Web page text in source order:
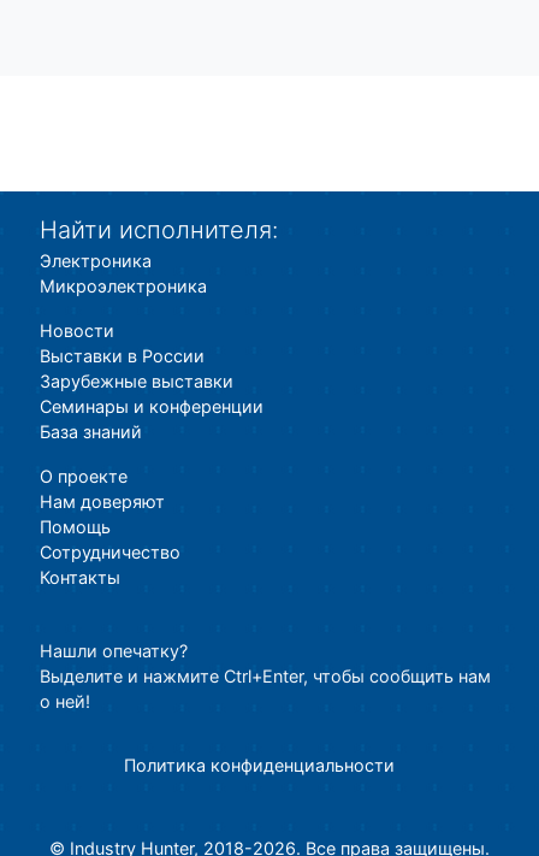
Найти исполнителя:
Электроника
Микроэлектроника
Новости
Выставки в России
Зарубежные выставки
Семинары и конференции
База знаний
О проекте
Нам доверяют
Помощь
Сотрудничество
Контакты
Нашли опечатку?
Выделите и нажмите Ctrl+Enter, чтобы сообщить нам
о ней!
Политика конфиденциальности
© Industry Hunter, 2018-2026. Все права защищены.